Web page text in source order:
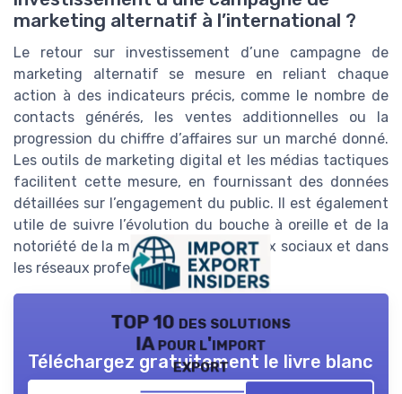
marketing alternatif à l’international ?
Le retour sur investissement d’une campagne de
marketing alternatif se mesure en reliant chaque
action à des indicateurs précis, comme le nombre de
contacts générés, les ventes additionnelles ou la
progression du chiffre d’affaires sur un marché donné.
Les outils de marketing digital et les médias tactiques
facilitent cette mesure, en fournissant des données
détaillées sur l’engagement du public. Il est également
utile de suivre l’évolution du bouche à oreille et de la
notoriété de la marque sur les réseaux sociaux et dans
les réseaux professionnels.
TOP 10 des solutions
IA pour l'import
export
Téléchargez gratuitement le livre blanc